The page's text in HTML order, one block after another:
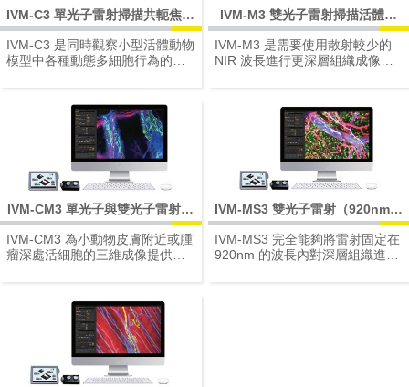
IVM-C3 單光子雷射掃描共軛焦活
體影像系統
IVM-C3 是同時觀察小型活體動物
模型中各種動態多細胞行為的最
供一體式活體顯微平台的廠商，
為活體內細胞複雜的動態行為提
供關鍵性的解決方案，並持續以
新世代核心技術闡明各種人類疾
病的未知病理生理學，並開發新
療法。
IVM-M3 雙光子雷射掃描活體影
像系統
IVM-M3 是需要使用散射較少的
NIR 波長進行更深層組織成像的
供一體式活體顯微平台的廠商，
為活體內細胞複雜的動態行為提
供關鍵性的解決方案，並持續以
新世代核心技術闡明各種人類疾
病的未知病理生理學，並開發新
療法。
IVM-CM3 單光子與雙光子雷射掃
描活體影像系統
IVM-CM3 為小動物皮膚附近或腫
瘤深處活細胞的三維成像提供更
供一體式活體顯微平台的廠商，
為活體內細胞複雜的動態行為提
供關鍵性的解決方案，並持續以
新世代核心技術闡明各種人類疾
病的未知病理生理學，並開發新
療法。
IVM-MS3 雙光子雷射（920nm）
掃描活體影像系統
IVM-MS3 完全能夠將雷射固定在
920nm 的波長內對深層組織進行